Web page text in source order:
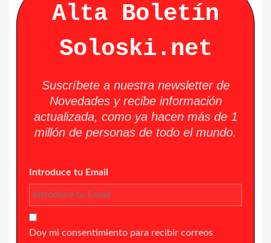
Alta Boletín
Soloski.net
Suscríbete a nuestra newsletter de
Novedades y recibe información
actualizada, como ya hacen más de 1
millón de personas de todo el mundo.
Introduce tu Email
Doy mi consentimiento para recibir correos